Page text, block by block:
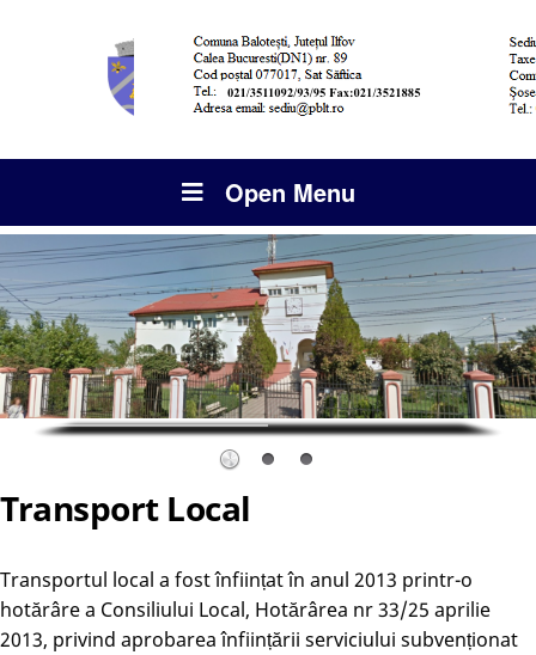
Open Menu
Transport Local
Transportul local a fost înființat în anul 2013 printr-o
hotărâre a Consiliului Local, Hotărârea nr 33/25 aprilie
2013, privind aprobarea înființării serviciului subvenționat